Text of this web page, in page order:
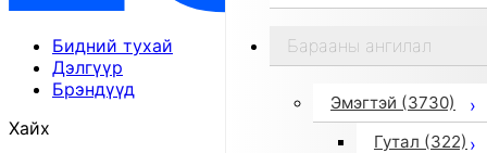
Бидний тухай
Дэлгүүр
Брэндүүд
Хайх
Барааны ангилал
Эмэгтэй (3730)
Гутал (322)